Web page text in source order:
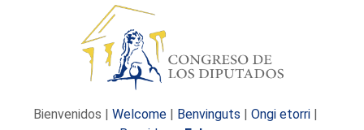
Bienvenidos | Welcome | Benvinguts | Ongi etorri |